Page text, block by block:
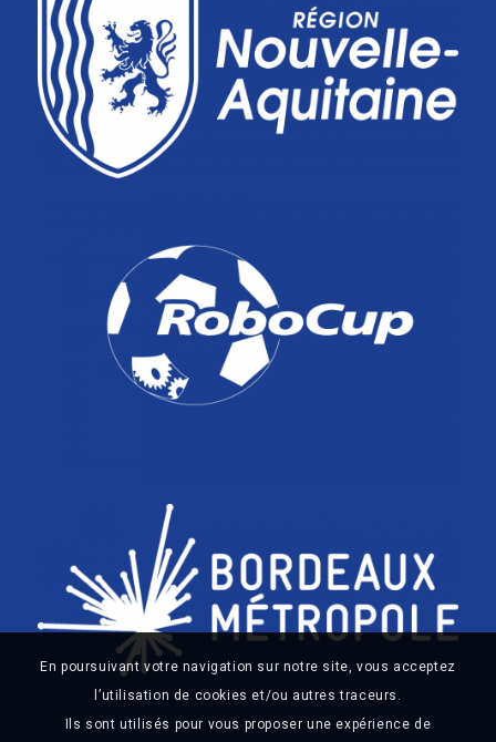
En poursuivant votre navigation sur notre site, vous acceptez
l’utilisation de cookies et/ou autres traceurs.
Ils sont utilisés pour vous proposer une expérience de